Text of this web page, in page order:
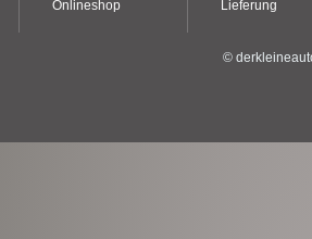
Onlineshop
Lieferung
©